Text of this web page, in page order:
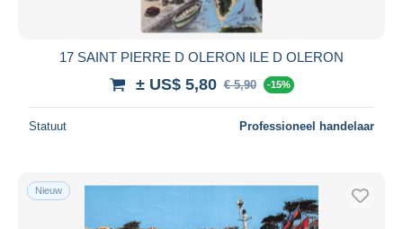
17 SAINT PIERRE D OLERON ILE D OLERON
± US$ 5,80 € 5,90 -15%
Statuut Professioneel handelaar
Nieuw